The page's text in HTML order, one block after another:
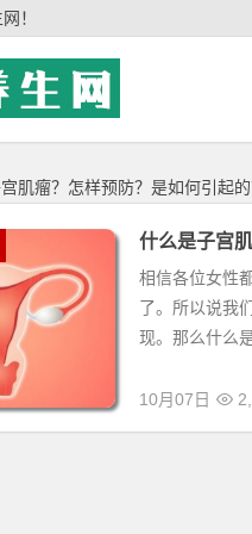
！
肌瘤？怎样预防？是如何引起
什么是子宫
相信各位女性
了。所以说我
现。那么什么
10月07日